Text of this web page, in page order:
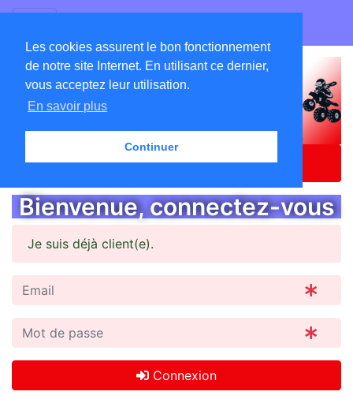
Les cookies assurent le bon fonctionnement
de notre site Internet. En utilisant ce dernier,
vous acceptez leur utilisation.
En savoir plus
Continuer
Accueil
Catalogue Se Connecter
Bienvenue, connectez-vous
Je suis déjà client(e).
Connexion